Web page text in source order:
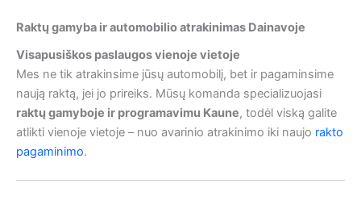
Raktų gamyba ir automobilio atrakinimas Dainavoje
Visapusiškos paslaugos vienoje vietoje
Mes ne tik atrakinsime jūsų automobilį, bet ir pagaminsime
naują raktą, jei jo prireiks. Mūsų komanda specializuojasi
raktų gamyboje ir programavimu Kaune, todėl viską galite
atlikti vienoje vietoje – nuo avarinio atrakinimo iki naujo rakto
pagaminimo.